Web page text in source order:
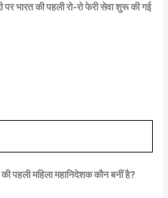
पर भारत की पहली रो-रो फेरी सेवा शुरू की गई
पहली महिला महानिदेशक कौन बनीं है?